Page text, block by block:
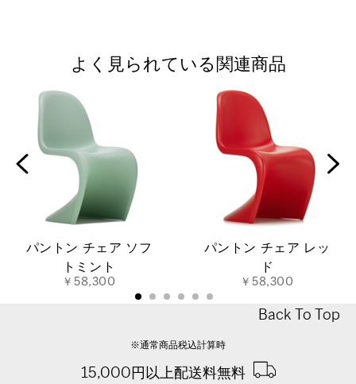
よく見られている関連商品
パントン チェア ソフ
トミント
￥58,300
パントン チェア レッ
ド
￥58,300
Back To Top
※通常商品税込計算時
15,000円以上配送料無料